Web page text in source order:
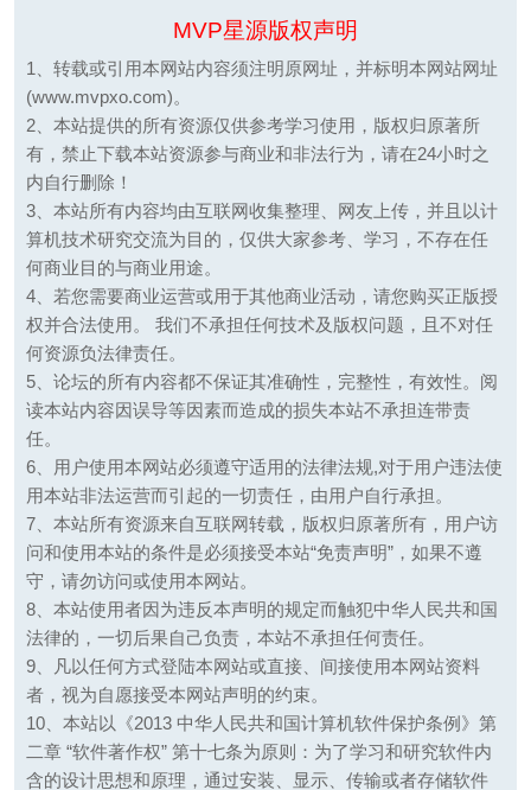
MVP星源版权声明
1、转载或引用本网站内容须注明原网址，并标明本网站网址
(www.mvpxo.com)。
2、本站提供的所有资源仅供参考学习使用，版权归原著所
有，禁止下载本站资源参与商业和非法行为，请在24小时之
内自行删除！
3、本站所有内容均由互联网收集整理、网友上传，并且以计
算机技术研究交流为目的，仅供大家参考、学习，不存在任
何商业目的与商业用途。
4、若您需要商业运营或用于其他商业活动，请您购买正版授
权并合法使用。 我们不承担任何技术及版权问题，且不对任
何资源负法律责任。
5、论坛的所有内容都不保证其准确性，完整性，有效性。阅
读本站内容因误导等因素而造成的损失本站不承担连带责
任。
6、用户使用本网站必须遵守适用的法律法规,对于用户违法使
用本站非法运营而引起的一切责任，由用户自行承担。
7、本站所有资源来自互联网转载，版权归原著所有，用户访
问和使用本站的条件是必须接受本站“免责声明”，如果不遵
守，请勿访问或使用本网站。
8、本站使用者因为违反本声明的规定而触犯中华人民共和国
法律的，一切后果自己负责，本站不承担任何责任。
9、凡以任何方式登陆本网站或直接、间接使用本网站资料
者，视为自愿接受本网站声明的约束。
10、本站以《2013 中华人民共和国计算机软件保护条例》第
二章 “软件著作权” 第十七条为原则：为了学习和研究软件内
含的设计思想和原理，通过安装、显示、传输或者存储软件